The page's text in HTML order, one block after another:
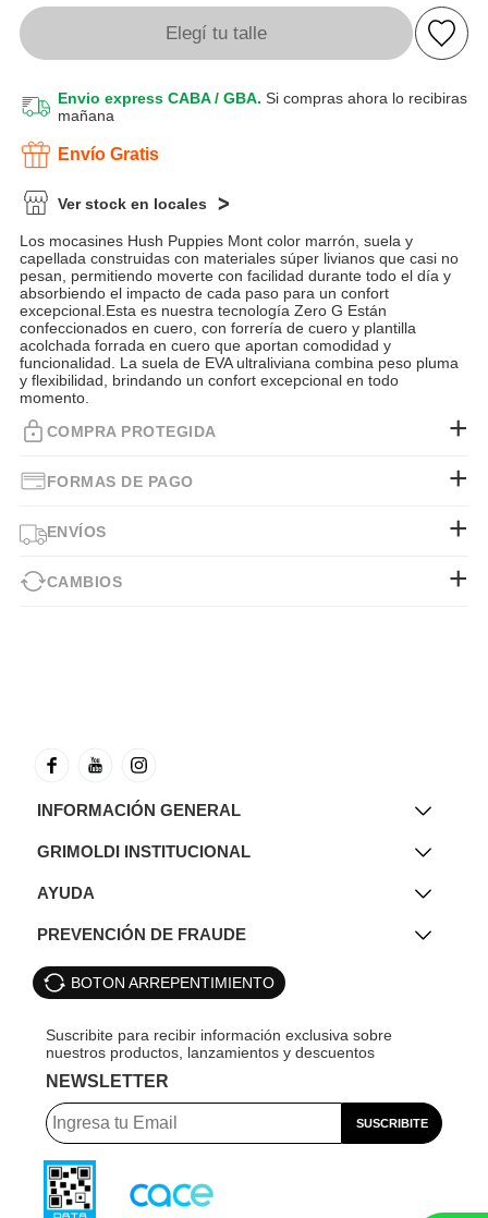
Elegí tu talle
Envio express CABA / GBA. Si compras ahora lo recibiras
mañana
Envío Gratis
Ver stock en locales
Los mocasines Hush Puppies Mont color marrón, suela y
capellada construidas con materiales súper livianos que casi no
pesan, permitiendo moverte con facilidad durante todo el día y
absorbiendo el impacto de cada paso para un confort
excepcional.Esta es nuestra tecnología Zero G Están
confeccionados en cuero, con forrería de cuero y plantilla
acolchada forrada en cuero que aportan comodidad y
funcionalidad. La suela de EVA ultraliviana combina peso pluma
y flexibilidad, brindando un confort excepcional en todo
momento.
COMPRA PROTEGIDA
FORMAS DE PAGO
ENVÍOS
CAMBIOS
INFORMACIÓN GENERAL
GRIMOLDI INSTITUCIONAL
AYUDA
PREVENCIÓN DE FRAUDE
BOTON ARREPENTIMIENTO
NEWSLETTER